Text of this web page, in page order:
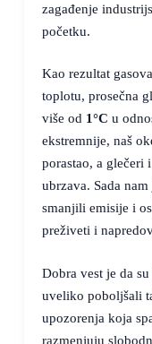
zagađenje
početku.
Kao rezultat
toplotu, prosečna
više od 1°C u
ekstremnije, naš
porastao, a glečeri
ubrzava. Sada
smanjili emisije i
preživeti i
Dobra vest je da
uveliko poboljšali
upozorenja koja
razmenjuju